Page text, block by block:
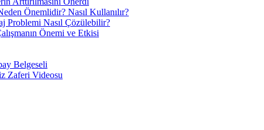
Önemlidir? Nasıl Kullanılır?
Problemi Nasıl Çözülebilir?
Önemi ve Etkisi
Belgeseli
Zaferi Videosu